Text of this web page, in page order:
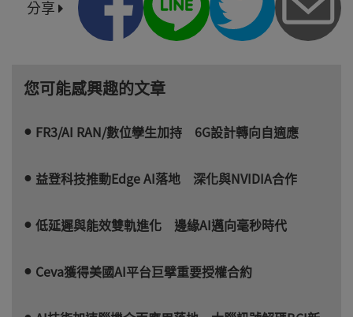
分享
您可能感興趣的文章
FR3/AI RAN/數位孿生加持 6G設計轉向自適應
益登科技推動Edge AI落地 深化與NVIDIA合作
低延遲與能效雙軌進化 邊緣AI邁向毫秒時代
Ceva獲得美國AI平台巨擘重要授權合約